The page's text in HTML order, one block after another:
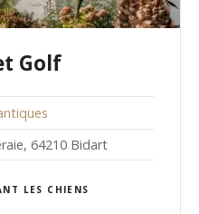
Golf
64210 Bidart
LES CHIENS